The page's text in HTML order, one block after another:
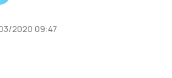
2020 09:47